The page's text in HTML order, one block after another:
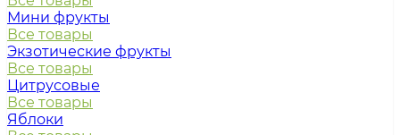
Мини фрукты
Все товары
Экзотические фрукты
Все товары
Цитрусовые
Все товары
Яблоки